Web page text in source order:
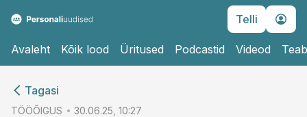
Telli
Avaleht Kõik lood Üritused Podcastid Videod
Tagasi
TÖÖÕIGUS 30.06.25, 10:27